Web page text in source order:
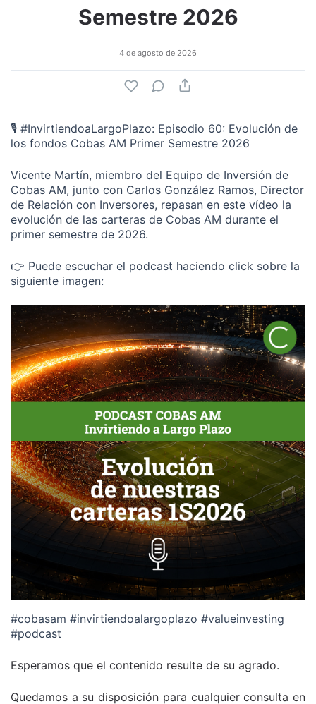
Semestre 2026
4 de agosto de 2026
🎙️ #InvirtiendoaLargoPlazo: Episodio 60: Evolución de
los fondos Cobas AM Primer Semestre 2026
Vicente Martín, miembro del Equipo de Inversión de
Cobas AM, junto con Carlos González Ramos, Director
de Relación con Inversores, repasan en este vídeo la
evolución de las carteras de Cobas AM durante el
primer semestre de 2026.
👉 Puede escuchar el podcast haciendo click sobre la
siguiente imagen:
#cobasam #invirtiendoalargoplazo #valueinvesting
#podcast
Esperamos que el contenido resulte de su agrado.
Quedamos a su disposición para cualquier consulta en